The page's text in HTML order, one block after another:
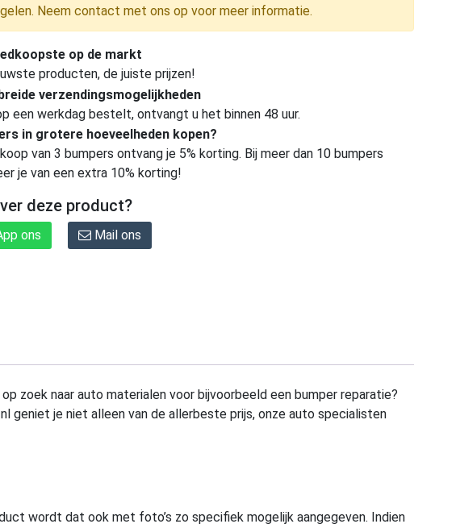
Neem contact met ons op voor meer informatie.
op de markt
producten, de juiste prijzen!
verzendingsmogelijkheden
een werkdag bestelt, ontvangt u het binnen 48 uur.
in grotere hoeveelheden kopen?
van 3 bumpers ontvang je 5% korting. Bij meer dan 10 bumpers
je van een extra 10% korting!
deze product?
ons Mail ons
zoek naar auto materialen voor bijvoorbeeld een bumper reparatie?
geniet je niet alleen van de allerbeste prijs, onze auto specialisten
wordt dat ook met foto’s zo specifiek mogelijk aangegeven. Indien